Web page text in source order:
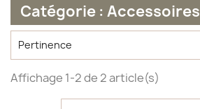
Catégorie : Accessoires
Pertinence
Affichage 1-2 de 2 article(s)